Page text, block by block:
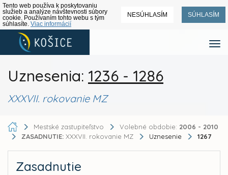
Tento web používa k poskytovaniu
služieb a analýze návštevnosti súbory
cookie. Používaním tohto webu s tým
súhlasíte. Viac informácií
NESÚHLASÍM SÚHLASÍM
Uznesenia: 1236 - 1286
XXXVII. rokovanie MZ
Mestské zastupiteľstvo Volebné obdobie: 2006 - 2010
ZASADNUTIE: XXXVII. rokovanie MZ Uznesenie 1267
Zasadnutie